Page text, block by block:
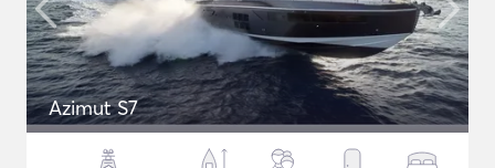
Azimut S7